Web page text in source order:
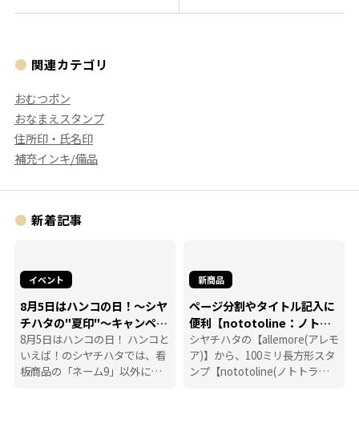
関連カテゴリ
おむつポン
おなまえスタンプ
住所印・氏名印
補充インキ/備品
新着記事
イベント
8月5日はハンコの日！～シヤ
チハタの"夏印"～キャンペー
ン
8月5日はハンコの日！ ハンコと
いえば！のシヤチハタでは、看
板商品の「ネーム9」以外に
新商品
ページ分割やタイトル記入に
便利【nototoline：ノトト
ライン】
シヤチハタの【allemore(アレモ
ア)】から、100ミリ長方形スタ
ンプ【nototoline(ノトトライ